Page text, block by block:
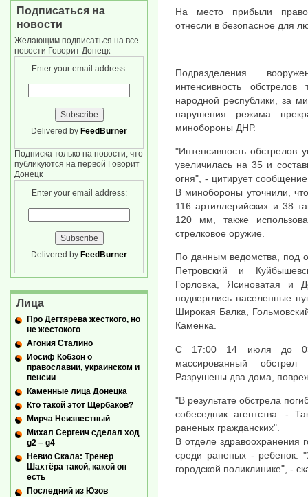
На место прибыли
отнесли в безопасное для
Подразделения
интенсивность обстрелов
народной республики, за
нарушения режима
минобороны ДНР.
"Интенсивность обстрелов
увеличилась на 35 и
огня", - цитирует
В минобороны уточнили,
116 артиллерийских и 38
120 мм, также
стрелковое оружие.
По данным ведомства, под
Петровский и
Горловка, Ясиноватая и
подверглись населенные
Широкая Балка,
Каменка.
С 17:00 14 июля до
массированный
Разрушены два дома,
"В результате обстрела
собеседник агентства. -
раненых гражданских".
В отделе здравоохранения
среди раненых - ребенок.
городской поликлинике", -
Подписаться на
новости
Желающим подписаться на все
новости Говорит Донецк
Enter your email address:
Delivered by FeedBurner
Подписка только на новости, что
публикуются на первой Говорит
Донецк
Enter your email address:
Delivered by FeedBurner
Лица
Про Дегтярева жесткого, но
не жестокого
Агония Сталино
Иосиф Кобзон о
православии, украинском и
пенсии
Каменные лица Донецка
Кто такой этот Щербаков?
Мирча Неизвестный
Михал Сергеич сделал ход
g2 – g4
Невио Скала: Тренер
Шахтёра такой, какой он
есть
Последний из Юзов